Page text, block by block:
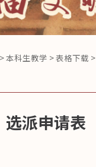
>本科生教学 >表格下载
派申请表